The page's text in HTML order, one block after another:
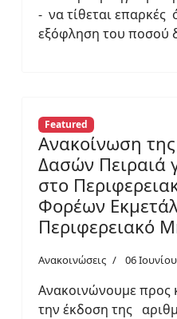
- να τίθεται επαρκές
εξόφληση του ποσού
Featured
Ανακοίνωση
Δασών Πειραιά
στο
Φορέων
Περιφερειακό
Ανακοινώσεις 06
Ανακοινώνουμε προς
την έκδοση της